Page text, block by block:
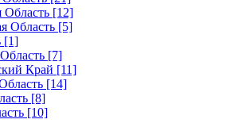
Область [12]
Область [5]
[1]
[7]
Край [11]
[14]
[8]
[10]